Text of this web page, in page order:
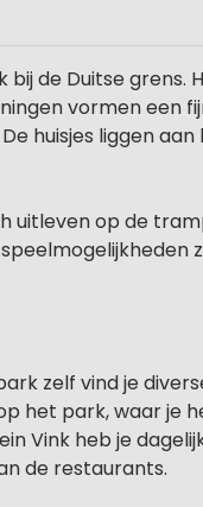
de Duitse grens.
vormen een
huisjes liggen
uitleven op de
zelf vind je
het park, waar je
Vink heb je
de restaurants.